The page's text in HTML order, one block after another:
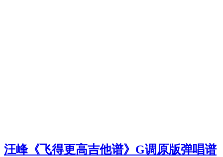
汪峰《飞得更高吉他谱》G调原版弹唱谱